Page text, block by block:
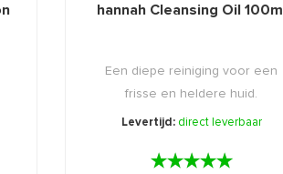
hannah Cleansing Oil 100ml
Een diepe reiniging voor een
frisse en heldere huid.
Levertijd: direct leverbaar
★★★★★
★★★★★